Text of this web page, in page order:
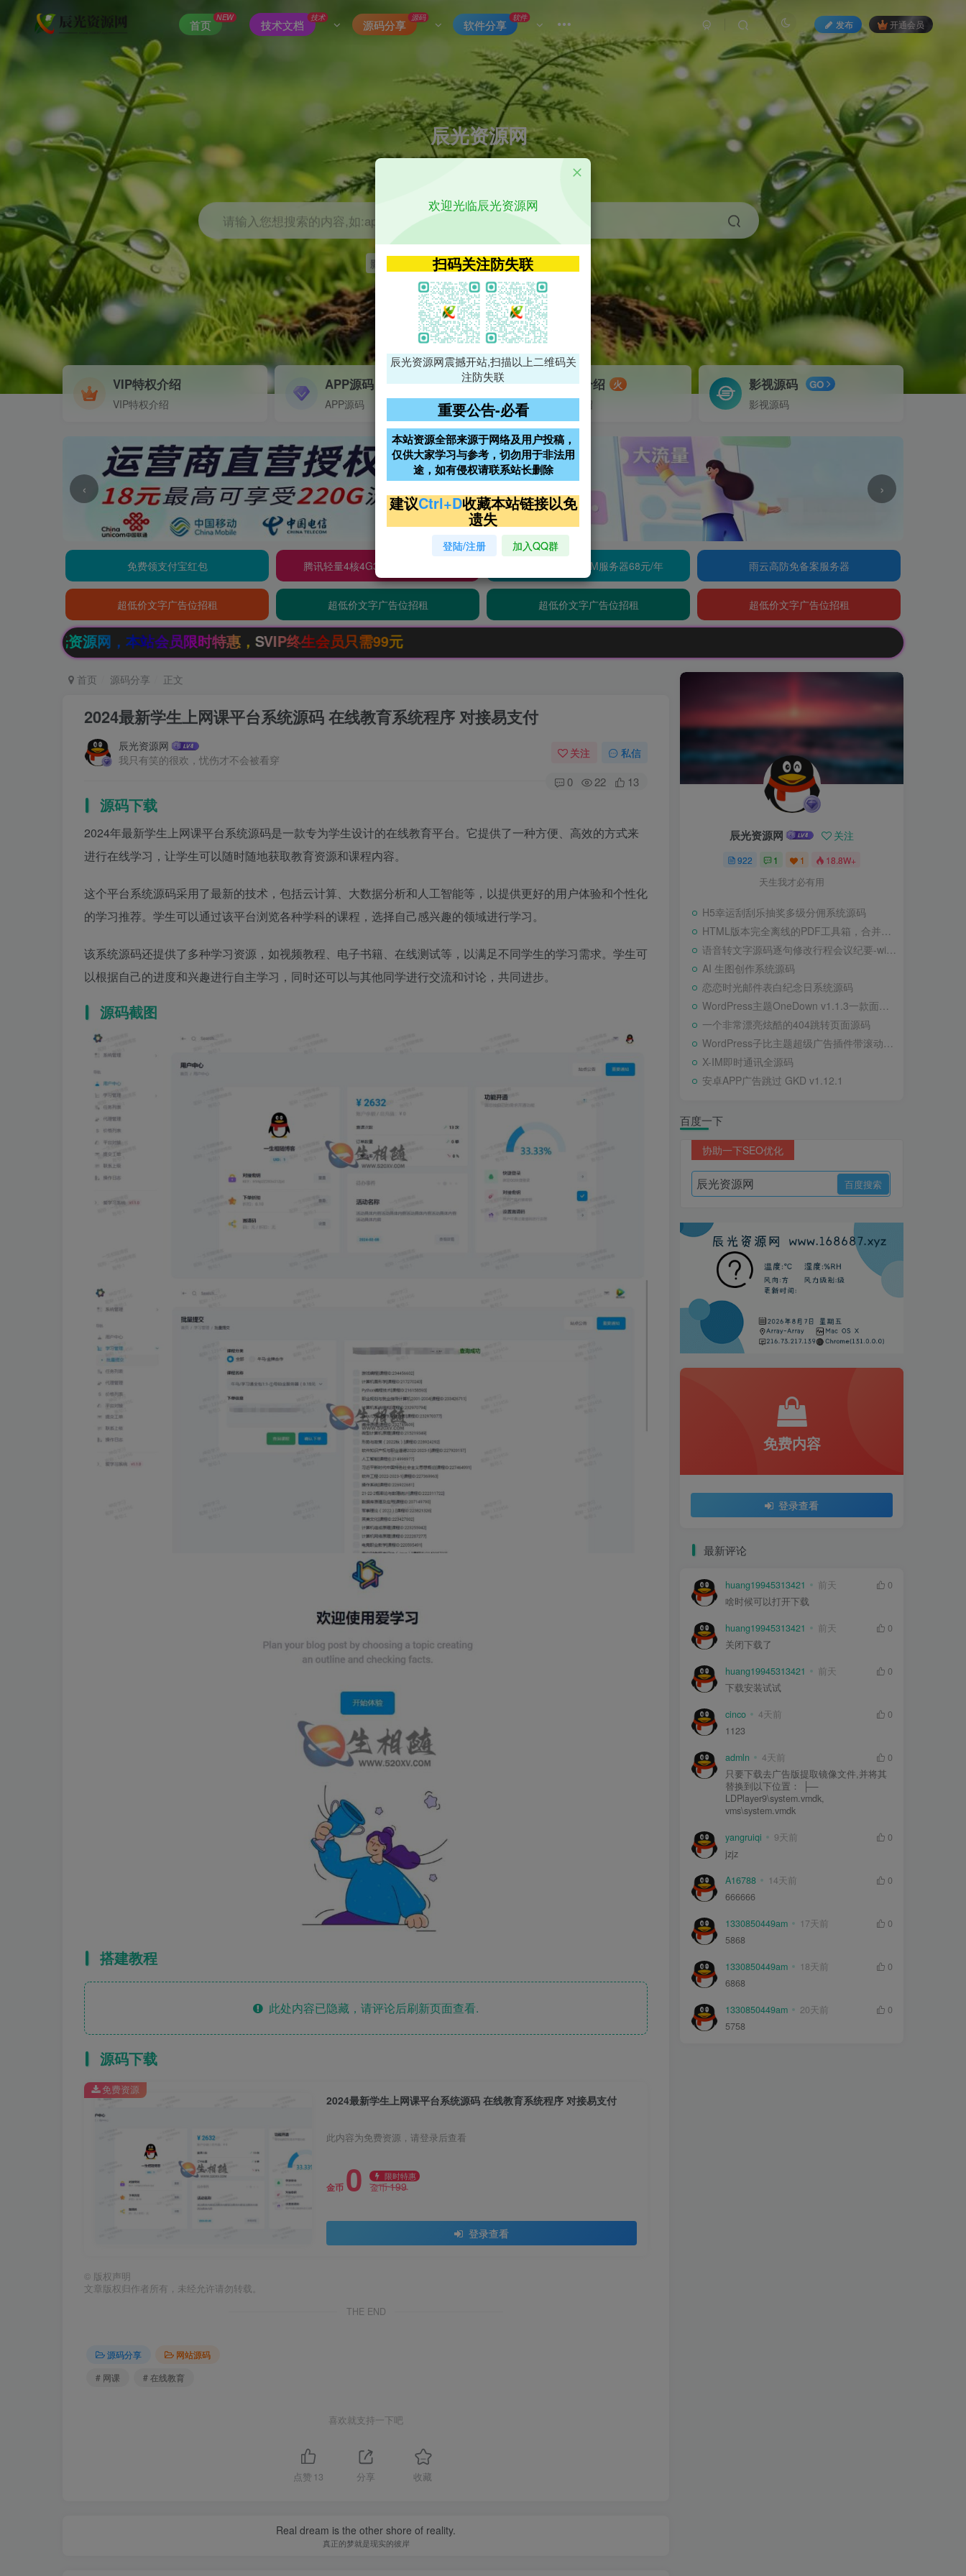
首页
NEW
技术文档
技术
源码分享
源码
软件分享
软件
发布 开通会员
辰光资源网
优质的网络资源分享平台
请输入您想搜索的内容,如:app源码
影视 神马 getapp 原神
VIP特权介绍
VIP特权介绍
APP源码
APP源码
VIP特权介绍 火
VIP特权介绍
影视源码 GO
影视源码
‹ ›
免费领支付宝红包 腾讯轻量4核4G3M服务器38元/年 阿里云2核2G200M服务器68元/年 雨云高防免备案服务器
超低价文字广告位招租 超低价文字广告位招租 超低价文字广告位招租 超低价文字广告位招租
限时特惠，SVIP终生会员只需99元
首页 源码分享 正文
2024最新学生上网课平台系统源码 在线教育系统程序 对接易支付
辰光资源网
我只有笑的很欢，忧伤才不会被看穿
关注 私信
0 22 13
源码下载
2024年最新学生上网课平台系统源码是一款专为学生设计的在线教育平台。它提供了一种方便、高效的方式来
进行在线学习，让学生可以随时随地获取教育资源和课程内容。
这个平台系统源码采用了最新的技术，包括云计算、大数据分析和人工智能等，以提供更好的用户体验和个性化
的学习推荐。学生可以通过该平台浏览各种学科的课程，选择自己感兴趣的领域进行学习。
该系统源码还提供了多种学习资源，如视频教程、电子书籍、在线测试等，以满足不同学生的学习需求。学生可
以根据自己的进度和兴趣进行自主学习，同时还可以与其他同学进行交流和讨论，共同进步。
源码截图
搭建教程
此处内容已隐藏，请评论后刷新页面查看.
源码下载
2024最新学生上网课平台系统源码 在线教育系统程序 对接易支付
此内容为免费资源，请登录后查看
金币 0 限时特惠
金币199
登录查看
免费资源
© 版权声明
文章版权归作者所有，未经允许请勿转载。
THE END
源码分享
网站源码
# 网课
# 在线教育
喜欢就支持一下吧
点赞 13 分享 收藏
Real dream is the other shore of reality.
真正的梦就是现实的彼岸
辰光资源网 关注
922 1 1 18.8W+
天生我才必有用
H5幸运刮刮乐抽奖多级分佣系统源码
HTML版本完全离线的PDF工具箱，合并、拆分、旋转、删除、PDF转图片、图片转PDF
语音转文字源码逐句修改行程会议纪要-wisper版本
AI 生图创作系统源码
恋恋时光邮件表白纪念日系统源码
WordPress主题OneDown v1.1.3一款面向个人站长的资源下载、技术教程、内容资讯类站点的 WordPress 主题
一个非常漂亮炫酷的404跳转页面源码
WordPress子比主题超级广告插件带滚动公告
X-IM即时通讯全源码
安卓APP广告跳过 GKD v1.12.1
百度一下
协助一下SEO优化
免费内容
登录查看
最新评论
huang19945313421 前天
0
啥时候可以打开下载
huang19945313421 前天
0
关闭下载了
huang19945313421 前天
0
下载安装试试
cinco 4天前
0
1123
admln 4天前
0
只要下载去广告版提取镜像文件,并将其
替换到以下位置： ├—
LDPlayer9\system.vmdk,
vms\system.vmdk
yangruiqi 9天前
0
jzjz
A16788 14天前
0
666666
1330850449am 17天前
0
5868
1330850449am 18天前
0
6868
1330850449am 20天前
0
5758
欢迎光临辰光资源网
扫码关注防失联
辰光资源网震撼开站,扫描以上二维码关
注防失联
重要公告-必看
本站资源全部来源于网络及用户投稿，
仅供大家学习与参考，切勿用于非法用
途，如有侵权请联系站长删除
建议Ctrl+D收藏本站链接以免
遗失
登陆/注册 加入QQ群